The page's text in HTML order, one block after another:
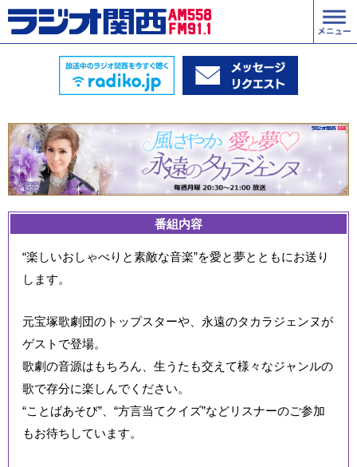
番組内容
“楽しいおしゃべりと素敵な音楽”を愛と夢とともにお送り
します。
元宝塚歌劇団のトップスターや、永遠のタカラジェンヌが
ゲストで登場。
歌劇の音源はもちろん、生うたも交えて様々なジャンルの
歌で存分に楽しんでください。
“ことばあそび”、“方言当てクイズ”などリスナーのご参加
もお待ちしています。